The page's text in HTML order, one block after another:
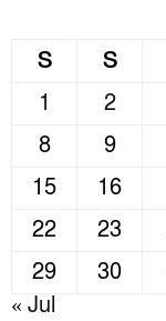
S
S
1
2
8
9
15
16
22
23
29
30
« Jul